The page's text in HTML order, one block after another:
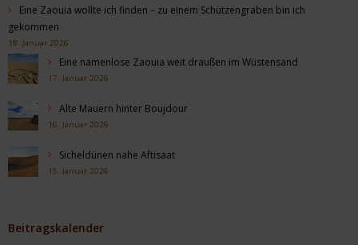
Eine Zaouia wollte ich finden – zu einem Schützengraben bin ich
gekommen
18. Januar 2026
Eine namenlose Zaouia weit draußen im Wüstensand
17. Januar 2026
Alte Mauern hinter Boujdour
16. Januar 2026
Sicheldünen nahe Aftisaat
15. Januar 2026
Beitragskalender